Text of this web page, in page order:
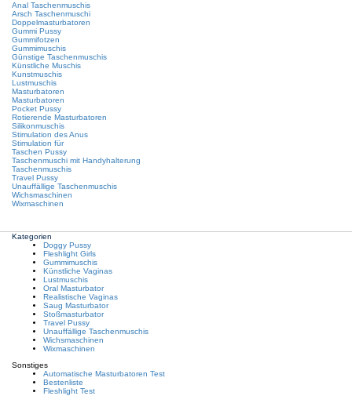
Anal Taschenmuschis
Arsch Taschenmuschi
Doppelmasturbatoren
Gummi Pussy
Gummifotzen
Gummimuschis
Günstige Taschenmuschis
Künstliche Muschis
Kunstmuschis
Lustmuschis
Masturbatoren
Masturbatoren
Pocket Pussy
Rotierende Masturbatoren
Silikonmuschis
Stimulation des Anus
Stimulation für
Taschen Pussy
Taschenmuschi mit Handyhalterung
Taschenmuschis
Travel Pussy
Unauffällige Taschenmuschis
Wichsmaschinen
Wixmaschinen
Kategorien
Doggy Pussy
Fleshlight Girls
Gummimuschis
Künstliche Vaginas
Lustmuschis
Oral Masturbator
Realistische Vaginas
Saug Masturbator
Stoßmasturbator
Travel Pussy
Unauffällige Taschenmuschis
Wichsmaschinen
Wixmaschinen
Sonstiges
Automatische Masturbatoren Test
Bestenliste
Fleshlight Test